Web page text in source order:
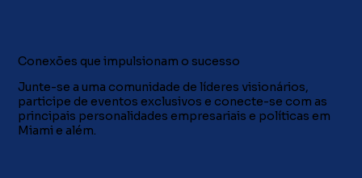
Conexões que impulsionam o sucesso
​Junte-se a uma comunidade de líderes visionários,
participe de eventos exclusivos e conecte-se com as
principais personalidades empresariais e políticas em
Miami e além.